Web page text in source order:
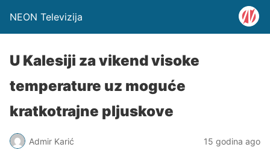
NEON Televizija
U Kalesiji za vikend visoke
temperature uz moguće
kratkotrajne pljuskove
Admir Karić 15 godina ago